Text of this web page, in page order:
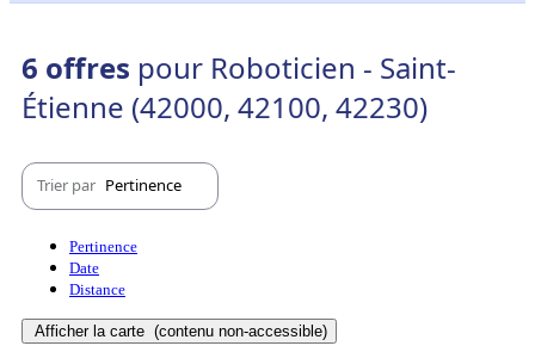
6 offres pour Roboticien - Saint-
Étienne (42000, 42100, 42230)
Trier par Pertinence
Pertinence
Date
Distance
Afficher la carte (contenu non-accessible)